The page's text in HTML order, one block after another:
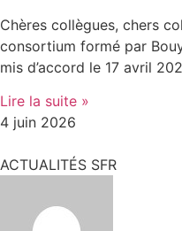
Chères collègues, chers
consortium formé par
mis d’accord le 17 avril
Lire la suite »
4 juin 2026
ACTUALITÉS SFR